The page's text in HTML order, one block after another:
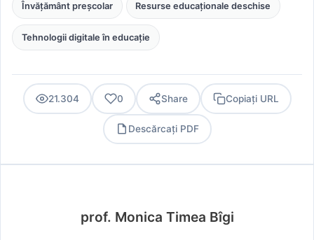
Învățământ preșcolar Resurse educaționale deschise
Tehnologii digitale în educație
21.304 0 Share Copiați URL
Descărcați PDF
prof. Monica Timea Bîgi